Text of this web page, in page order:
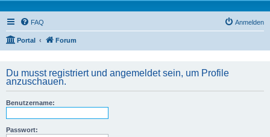
FAQ Anmelden
Portal Forum
Du musst registriert und angemeldet sein, um Profile
anzuschauen.
Benutzername:
Passwort: